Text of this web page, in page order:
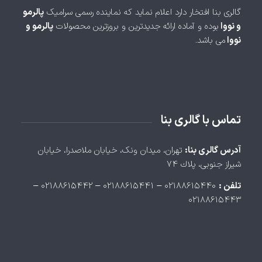
گالری بنا افتخار دارد اعلام نماید که نماینده رسمی سرامیک پالرمو
و نووابوده و آماده ارائه جدیدترین و بروزترین محصولات پالرمو و
نووامی باشد.
تماس با گالری بنا
آدرس گالری بنا: تهران، ميدان ونک، خيابان ملاصدرا، خيابان
شيراز جنوبی، پلاك ۷۴
تلفن :
۰۲۱۸۸۶۱۵۴۴۰ – ۰۲۱۸۸۶۱۵۴۴۱ – ۰۲۱۸۸۶۱۵۴۴۲ –
۰۲۱۸۸۶۱۵۴۴۳